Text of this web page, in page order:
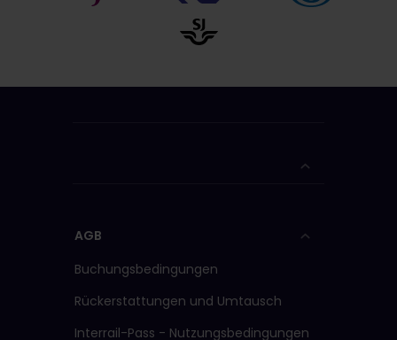
AGB
Buchungsbedingungen
Rückerstattungen und Umtausch
Interrail-Pass - Nutzungsbedingungen